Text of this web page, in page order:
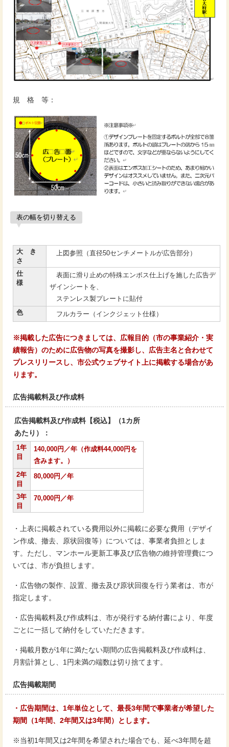
規 格 等：
表の幅を切り替える
大 き
さ
上図参照（直径50センチメートルが広告部分）
仕
様
表面に滑り止めの特殊エンボス仕上げを施した広告デ
ザインシートを、
ステンレス製プレートに貼付
色
フルカラー（インクジェット仕様）
※掲載した広告につきましては、広報目的（市の事業紹介・実
績報告）のために広告物の写真を撮影し、広告主名と合わせて
プレスリリースし、市公式ウェブサイト上に掲載する場合があ
ります。
広告掲載料及び作成料
広告掲載料及び作成料【税込】（1カ所
あたり）：
1年
目
140,000円／年（作成料44,000円を
含みます。）
2年
目
80,000円／年
3年
目
70,000円／年
・上表に掲載されている費用以外に掲載に必要な費用（デザイ
ン作成、撤去、原状回復等）については、事業者負担としま
す。ただし、マンホール更新工事及び広告物の維持管理費につ
いては、市が負担します。
・広告物の製作、設置、撤去及び原状回復を行う業者は、市が
指定します。
・広告掲載料及び作成料は、市が発行する納付書により、年度
ごとに一括して納付をしていただきます。
・掲載月数が1年に満たない期間の広告掲載料及び作成料は、
月割計算とし、1円未満の端数は切り捨てます。
広告掲載期間
・広告期間は、1年単位として、最長3年間で事業者が希望した
期間（1年間、2年間又は3年間）とします。
※当初1年間又は2年間を希望された場合でも、延べ3年間を超